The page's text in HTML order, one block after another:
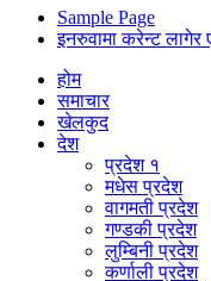
Sample Page
इनरुवामा करेन्ट
होम
समाचार
खेलकुद
देश
प्रदेश १
मधेस प्रदेश
वागमती प्रदेश
गण्डकी प्रदेश
लुम्बिनी प्रदेश
कर्णाली प्रदेश